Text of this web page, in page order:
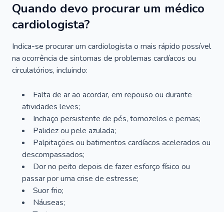
Quando devo procurar um médico
cardiologista?
Indica-se procurar um cardiologista o mais rápido possível
na ocorrência de sintomas de problemas cardíacos ou
circulatórios, incluindo:
Falta de ar ao acordar, em repouso ou durante
atividades leves;
Inchaço persistente de pés, tornozelos e pernas;
Palidez ou pele azulada;
Palpitações ou batimentos cardíacos acelerados ou
descompassados;
Dor no peito depois de fazer esforço físico ou
passar por uma crise de estresse;
Suor frio;
Náuseas;